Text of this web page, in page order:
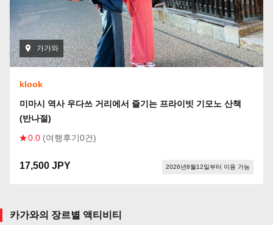
가가와
klook
미마시 역사 우다쓰 거리에서 즐기는 프라이빗 기모노 산책
(반나절)
0.0 (여행후기0건)
17,500 JPY 2026년8월12일부터 이용 가능
카가와의 장르별 액티비티